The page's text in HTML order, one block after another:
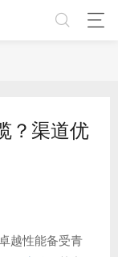
？渠道优
越性能备受青